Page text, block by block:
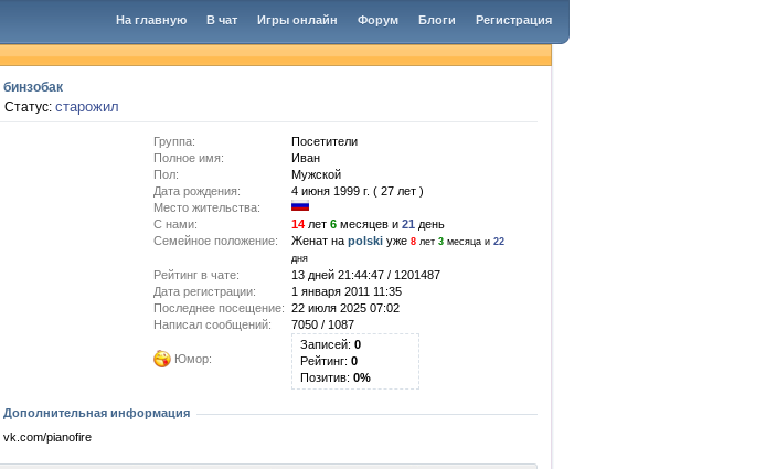
Регистрация
Блоги
Форум
Игры онлайн
В чат
На главную
бинзобак
Статус: старожил
Группа:
Посетители
Полное имя:
Иван
Пол:
Мужской
Дата рождения:
4 июня 1999 г. ( 27 лет )
Место жительства:
C нами:
14 лет 6 месяцев и 21 день
Семейное положение:
Женат на polski уже 8 лет 3 месяца и 22
дня
Рейтинг в чате:
13 дней 21:44:47 / 1201487
Дата регистрации:
1 января 2011 11:35
Последнее посещение: 22 июля 2025 07:02
Написал сообщений:
7050 / 1087
Юмор:
Записей: 0
Рейтинг: 0
Позитив: 0%
Дополнительная информация
vk.com/pianofire